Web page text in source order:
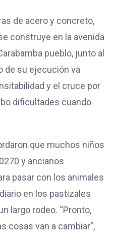
de acero y concreto,
construye en la avenida
pueblo, junto al
de su ejecución va
y el cruce por
dificultades cuando
que muchos niños
y ancianos
pasar con los animales
en los pastizales
largo rodeo. “Pronto,
cosas van a cambiar”,